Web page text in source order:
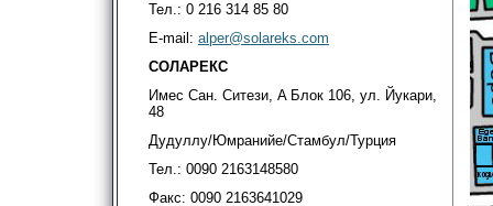
Тел.: 0 216 314 85 80
E-mail: alper@solareks.com
СОЛАРЕКС
Имес Сан. Ситези, A Блок 106, ул. Йукари,
48
Дудуллу/Юмранийе/Стамбул/Турция
Тел.: 0090 2163148580
Факс: 0090 2163641029